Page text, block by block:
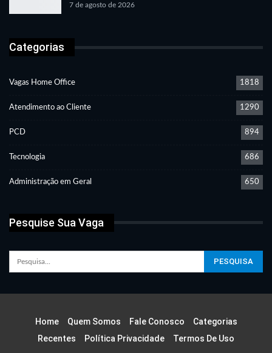
7 de agosto de 2026
Categorias
Vagas Home Office 1818
Atendimento ao Cliente 1290
PCD 894
Tecnologia 686
Administração em Geral 650
Pesquise Sua Vaga
Home Quem Somos Fale Conosco
Categorias
Recentes
Política Privacidade Termos De Uso